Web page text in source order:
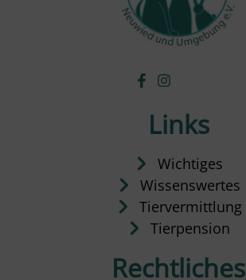
Links
Wichtiges
Wissenswertes
Tiervermittlung
Tierpension
Rechtliches